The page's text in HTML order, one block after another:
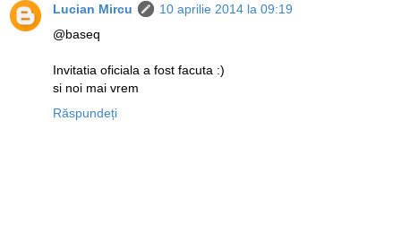
Lucian Mircu
10 aprilie 2014 la 09:19
@baseq
Invitatia oficiala a fost facuta :)
si noi mai vrem
Răspundeți